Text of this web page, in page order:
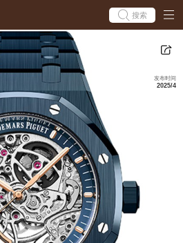
搜索
发布时间
2025/4